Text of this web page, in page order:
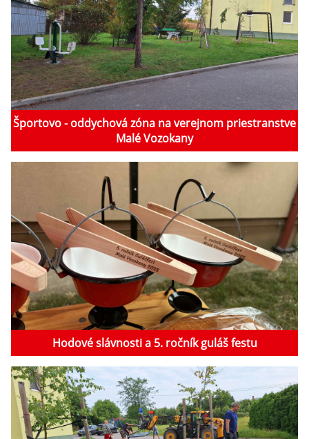
Športovo - oddychová zóna na verejnom priestranstve
Malé Vozokany
Hodové slávnosti a 5. ročník guláš festu